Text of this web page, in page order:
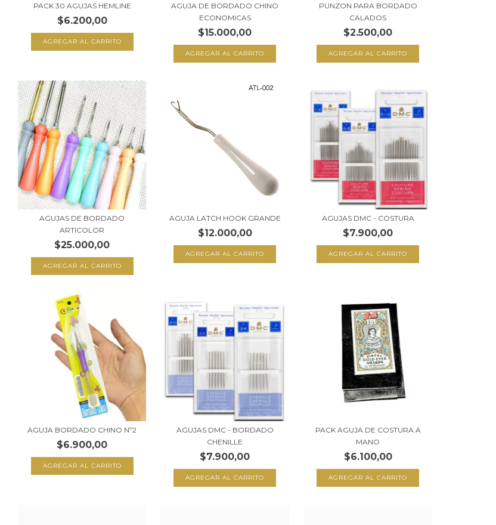
PACK 30 AGUJAS HEMLINE
$6.200,00
AGUJA DE BORDADO CHINO
ECONOMICAS
$15.000,00
AGREGAR AL CARRITO
PUNZON PARA BORDADO
CALADOS
$2.500,00
AGUJAS DE BORDADO
ARTICOLOR
$25.000,00
AGREGAR AL CARRITO
AGUJA LATCH HOOK GRANDE
$12.000,00
AGUJAS DMC - COSTURA
$7.900,00
AGREGAR AL CARRITO
AGUJA BORDADO CHINO Nº2
$6.900,00
AGUJAS DMC - BORDADO
CHENILLE
$7.900,00
AGREGAR AL CARRITO
PACK AGUJA DE COSTURA A
MANO
$6.100,00